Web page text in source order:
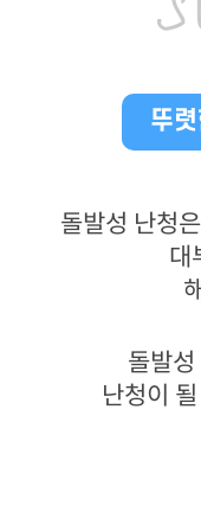
뚜
돌발성 난청
대
돌발
난청이